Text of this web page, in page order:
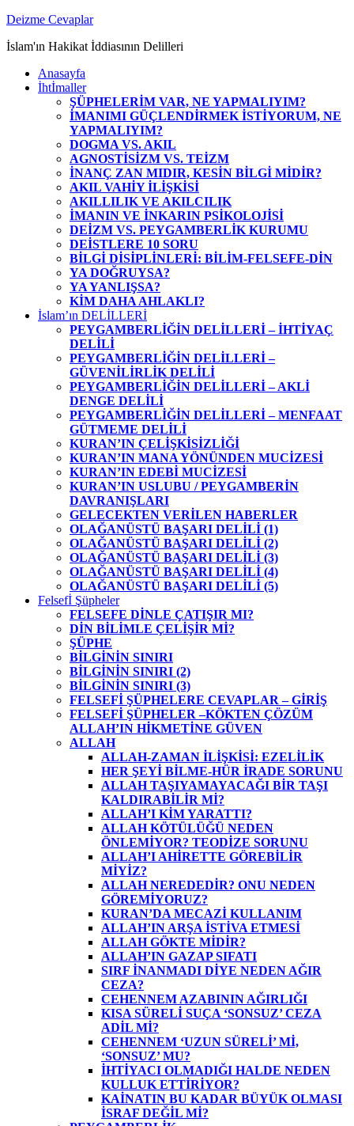
Zum
springen
Deizme Cevaplar
İslam'ın Hakikat İddiasının Delilleri
Anasayfa
İhtİmaller
ŞÜPHELERİM VAR, NE YAPMALIYIM?
İMANIMI GÜÇLENDİRMEK İSTİYORUM, NE
YAPMALIYIM?
DOGMA VS. AKIL
AGNOSTİSİZM VS. TEİZM
İNANÇ ZAN MIDIR, KESİN BİLGİ MİDİR?
AKIL VAHİY İLİŞKİSİ
AKILLILIK VE AKILCILIK
İMANIN VE İNKARIN PSİKOLOJİSİ
DEİZM VS. PEYGAMBERLİK KURUMU
DEİSTLERE 10 SORU
BİLGİ DİSİPLİNLERİ: BİLİM-FELSEFE-DİN
YA DOĞRUYSA?
YA YANLIŞSA?
KİM DAHA AHLAKLI?
İslam’ın DELİLLERİ
PEYGAMBERLİĞİN DELİLLERİ – İHTİYAÇ
DELİLİ
PEYGAMBERLİĞİN DELİLLERİ –
GÜVENİLİRLİK DELİLİ
PEYGAMBERLİĞİN DELİLLERİ – AKLİ
DENGE DELİLİ
PEYGAMBERLİĞİN DELİLLERİ – MENFAAT
GÜTMEME DELİLİ
KURAN’IN ÇELİŞKİSİZLİĞİ
KURAN’IN MANA YÖNÜNDEN MUCİZESİ
KURAN’IN EDEBİ MUCİZESİ
KURAN’IN USLUBU / PEYGAMBERİN
DAVRANIŞLARI
GELECEKTEN VERİLEN HABERLER
OLAĞANÜSTÜ BAŞARI DELİLİ (1)
OLAĞANÜSTÜ BAŞARI DELİLİ (2)
OLAĞANÜSTÜ BAŞARI DELİLİ (3)
OLAĞANÜSTÜ BAŞARI DELİLİ (4)
OLAĞANÜSTÜ BAŞARI DELİLİ (5)
Felsefİ Şüpheler
FELSEFE DİNLE ÇATIŞIR MI?
DİN BİLİMLE ÇELİŞİR Mİ?
ŞÜPHE
BİLGİNİN SINIRI
BİLGİNİN SINIRI (2)
BİLGİNİN SINIRI (3)
FELSEFİ ŞÜPHELERE CEVAPLAR – GİRİŞ
FELSEFİ ŞÜPHELER –KÖKTEN ÇÖZÜM
ALLAH’IN HİKMETİNE GÜVEN
ALLAH
ALLAH-ZAMAN İLİŞKİSİ: EZELİLİK
HER ŞEYİ BİLME-HÜR İRADE SORUNU
ALLAH TAŞIYAMAYACAĞI BİR TAŞI
KALDIRABİLİR Mİ?
ALLAH’I KİM YARATTI?
ALLAH KÖTÜLÜĞÜ NEDEN
ÖNLEMİYOR? TEODİZE SORUNU
ALLAH’I AHİRETTE GÖREBİLİR
MİYİZ?
ALLAH NEREDEDİR? ONU NEDEN
GÖREMİYORUZ?
KURAN’DA MECAZİ KULLANIM
ALLAH’IN ARŞA İSTİVA ETMESİ
ALLAH GÖKTE MİDİR?
ALLAH’IN GAZAP SIFATI
SIRF İNANMADI DİYE NEDEN AĞIR
CEZA?
CEHENNEM AZABININ AĞIRLIĞI
KISA SÜRELİ SUÇA ‘SONSUZ’ CEZA
ADİL Mİ?
CEHENNEM ‘UZUN SÜRELİ’ Mİ,
‘SONSUZ’ MU?
İHTİYACI OLMADIĞI HALDE NEDEN
KULLUK ETTİRİYOR?
KAİNATIN BU KADAR BÜYÜK OLMASI
İSRAF DEĞİL Mİ?